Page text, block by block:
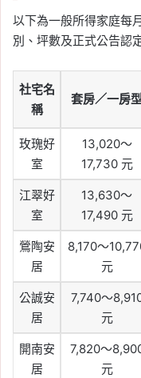
以下為一般所得家庭每
別、坪數及正式公告認
社宅名
稱
套房／一房
玫瑰好
室
13,020～
17,730 元
江翠好
室
13,630～
17,490 元
鶯陶安
居
8,170～
元
公誠安
居
7,740～
元
開南安
居
7,820～
元